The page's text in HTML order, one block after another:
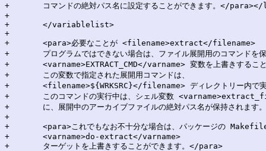
+	コマンドの絶対パス名に設定することができます。</para></listitem></varlistentry>
+
+	</variablelist>
+
+	<para>必要なことが <filename>extract</filename>
+	プログラムではできない場合は、ファイル展開用のコマンドを保持する
+	<varname>EXTRACT_CMD</varname> 変数を上書きすることもできます。
+	この変数で指定された展開用コマンドは、
+	<filename>${WRKSRC}</filename> ディレクトリー内で実行されます。
+	このコマンドの実行中は、シェル変数 <varname>extract_file</varname>
+	に、展開中のアーカイブファイルの絶対パス名が保持されます。</para>
+
+	<para>これでもなお不十分な場合は、パッケージの Makefile で、
+	<varname>do-extract</varname>
+	ターゲットを上書きすることができます。</para>